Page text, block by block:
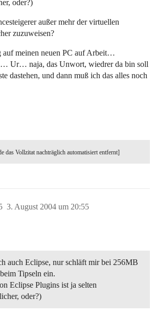
oder?)
außer mehr der virtuellen
zuzuweisen?
auf meinen neuen PC auf Arbeit…
Ur… naja, das Unwort, wiedrer da bin soll
dastehen, und dann muß ich das alles noch
das Vollzitat nachträglich automatisiert entfernt]
3. August 2004 um 20:55
auch Eclipse, nur schläft mir bei 256MB
Tipseln ein.
Eclipse Plugins ist ja selten
oder?)